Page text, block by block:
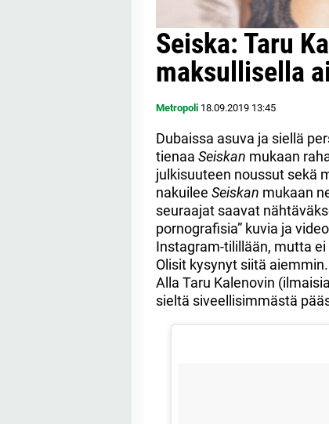
Seiska: Taru
maksullisella
Metropoli 18.09.2019 13:45
Dubaissa asuva ja siellä
tienaa Seiskan mukaan
julkisuuteen noussut sekä
nakuilee Seiskan mukaan
seuraajat saavat
pornografisia” kuvia ja
Instagram-tilillään, mutta
Olisit kysynyt siitä
Alla Taru Kalenovin
sieltä siveellisimmästä